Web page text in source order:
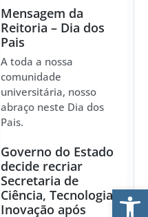
Mensagem da
Reitoria – Dia dos
Pais
A toda a nossa
comunidade
universitária, nosso
abraço neste Dia dos
Pais.
Governo do Estado
decide recriar
Secretaria de
Ciência, Tecnologia e
Inovação após